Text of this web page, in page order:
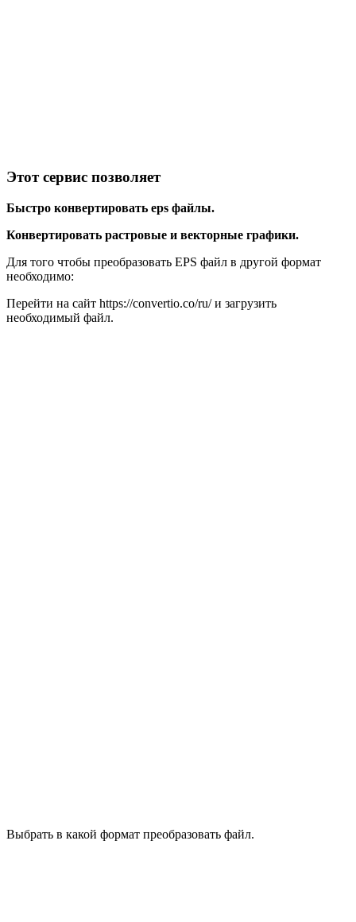
Этот сервис позволяет
Быстро конвертировать eps файлы.
Конвертировать растровые и векторные графики.
Для того чтобы преобразовать EPS файл в другой формат
необходимо:
Перейти на сайт https://convertio.co/ru/ и загрузить
необходимый файл.
Выбрать в какой формат преобразовать файл.